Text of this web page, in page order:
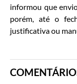
informou que
porém, até o
justificativa ou